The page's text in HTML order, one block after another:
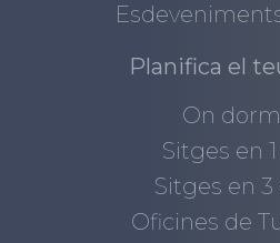
Planifica el
On
Sitges en
Sitges en 3
Oficines de